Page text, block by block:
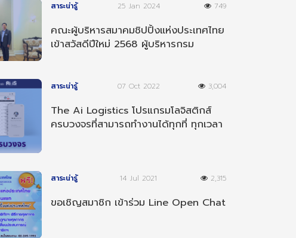
สาระน่ารู้ 25 Jan 2024 749
คณะผู้บริหารสมาคมชิปปิ้งแห่งประเทศไทย
เข้าสวัสดีปีใหม่ 2568 ผู้บริหารกรม
สาระน่ารู้ 07 Oct 2022 3,004
The Ai Logistics โปรแกรมโลจิสติกส์
ครบวงจรที่สามารถทำงานได้ทุกที่ ทุกเวลา
สาระน่ารู้ 14 Jul 2021 2,315
ขอเชิญสมาชิก เข้าร่วม Line Open Chat